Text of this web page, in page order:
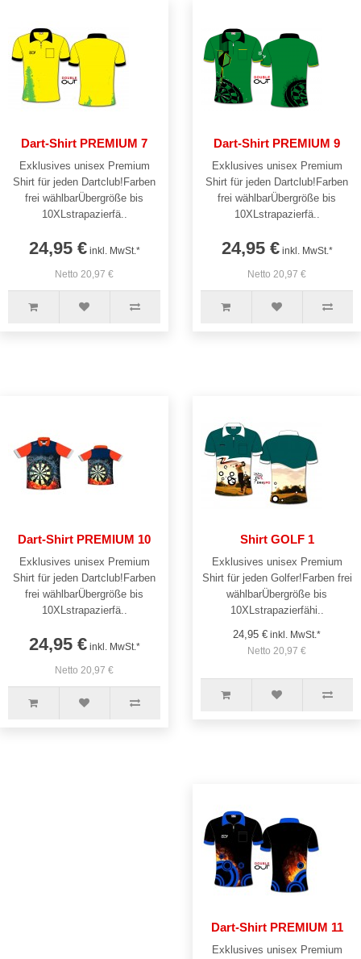
Dart-Shirt PREMIUM 7
Exklusives unisex Premium
Shirt für jeden Dartclub!Farben
frei wählbarÜbergröße bis
10XLstrapazierfä..
24,95 €inkl. MwSt.*
Netto 20,97 €
Dart-Shirt PREMIUM 9
Exklusives unisex Premium
Shirt für jeden Dartclub!Farben
frei wählbarÜbergröße bis
10XLstrapazierfä..
24,95 €inkl. MwSt.*
Netto 20,97 €
Dart-Shirt PREMIUM 10
Exklusives unisex Premium
Shirt für jeden Dartclub!Farben
frei wählbarÜbergröße bis
10XLstrapazierfä..
24,95 €inkl. MwSt.*
Netto 20,97 €
Shirt GOLF 1
Exklusives unisex Premium
Shirt für jeden Golfer!Farben frei
wählbarÜbergröße bis
10XLstrapazierfähi..
24,95 € inkl. MwSt.*
Netto 20,97 €
Dart-Shirt PREMIUM 11
Exklusives unisex Premium